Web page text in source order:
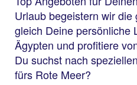
Urlaub begeistern wir
gleich Deine persönliche
Ägypten und profitiere
Du suchst nach
fürs Rote Meer?